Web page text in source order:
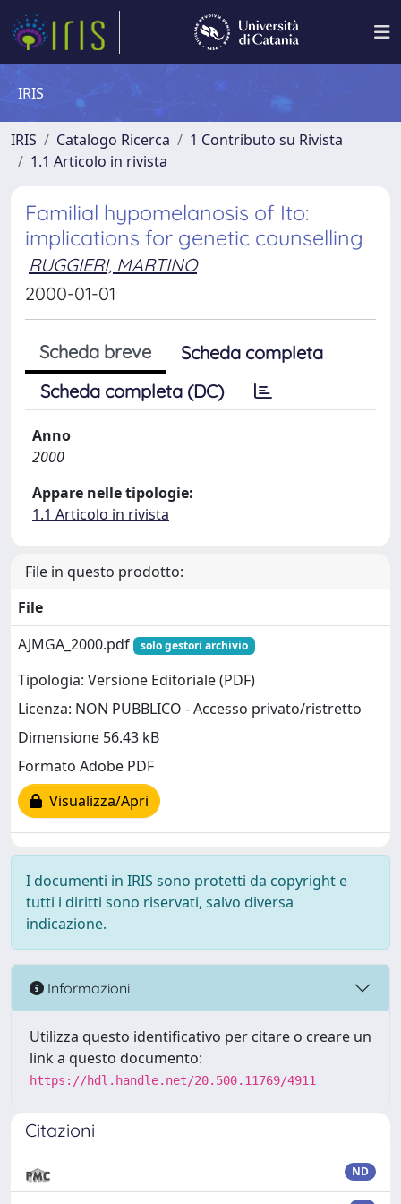
IRIS
IRIS Catalogo Ricerca
1 Contributo su Rivista
1.1 Articolo in rivista
Familial hypomelanosis of Ito:
implications for genetic counselling
RUGGIERI, MARTINO
2000-01-01
Scheda breve
Scheda completa
Scheda completa (DC)
Anno
2000
Appare nelle tipologie:
1.1 Articolo in rivista
File in questo prodotto:
File
AJMGA_2000.pdf
solo gestori archivio
Tipologia: Versione Editoriale (PDF)
Licenza: NON PUBBLICO - Accesso privato/ristretto
Dimensione 56.43 kB
Formato Adobe PDF
Visualizza/Apri
I documenti in IRIS sono protetti da copyright e
tutti i diritti sono riservati, salvo diversa
indicazione.
Informazioni
Utilizza questo identificativo per citare o creare un
link a questo documento:
https://hdl.handle.net/20.500.11769/4911
Citazioni
ND